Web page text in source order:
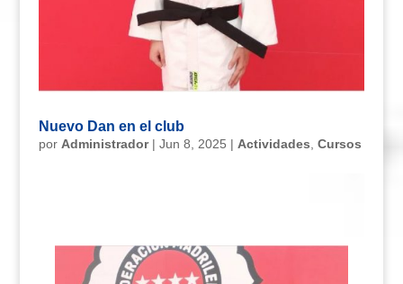
Nuevo Dan en el club
por Administrador| Jun 8, 2025 | Actividades Cursos